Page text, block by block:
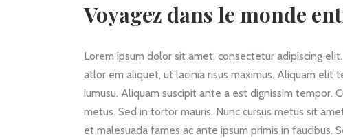
Voyagez dans le monde
Lorem ipsum dolor sit amet, consectetur adipiscing
atlor em aliquet, ut lacinia risus maximus. Aliquam
iumusu. Aliquam suscipit ante a est dignissim tempor.
metus. Sed in tortor mauris. Nunc cursus metus sit
et malesuada fames ac ante ipsum primis in faucibus.